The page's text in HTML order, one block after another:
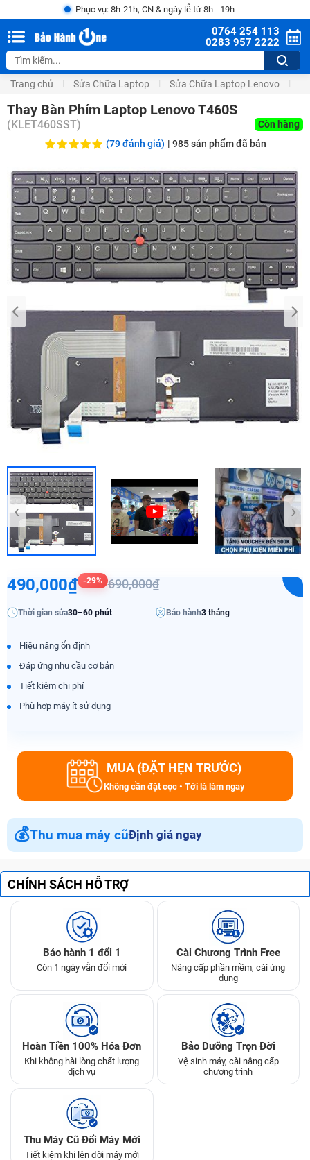
Phục vụ: 8h-21h, CN & ngày lễ từ 8h - 19h
0764 254 113
0283 957 2222
Trang chủ Sửa Chữa Laptop Sửa Chữa Laptop Lenovo
Thay Bàn Phím Laptop Lenovo T460S
(KLET460SST)
Còn hàng
(79 đánh giá) | 985sản phẩm đã bán
‹ ›
490,000₫ -29% 690,000₫
Thời gian sửa30–60 phút Bảo hành3 tháng
Hiệu năng ổn định
Đáp ứng nhu cầu cơ bản
Tiết kiệm chi phí
Phù hợp máy ít sử dụng
MUA (ĐẶT HẸN TRƯỚC)
Không cần đặt cọc • Tới là làm ngay
💰Thu mua máy cũĐịnh giá ngay
CHÍNH SÁCH HỖ TRỢ
Bảo hành 1 đổi 1
Còn 1 ngày vẫn đổi mới
Cài Chương Trình Free
Nâng cấp phần mềm, cài ứng
dụng
Hoàn Tiền 100% Hóa Đơn
Khi không hài lòng chất lượng
dịch vụ
Bảo Dưỡng Trọn Đời
Vệ sinh máy, cài nâng cấp
chương trình
Thu Máy Cũ Đổi Máy Mới
Tiết kiệm khi lên đời máy mới